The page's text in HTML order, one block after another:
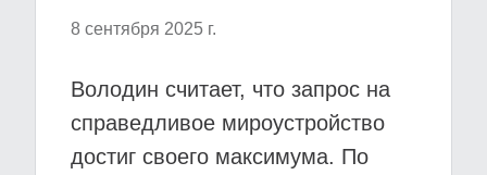
8 сентября 2025 г.
Володин считает, что запрос на
справедливое мироустройство
достиг своего максимума. По